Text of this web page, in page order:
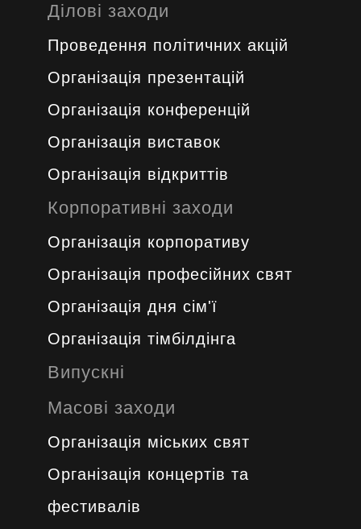
Ділові заходи
Проведення політичних акцій
Oрганізація презентацій
Організація конференцій
Організація виставок
Організація відкриттів
Корпоративні заходи
Організація корпоративу
Організація професійних свят
Організація дня сім'ї
Організація тімбілдінга
Випускні
Масові заходи
Організація міських свят
Організація концертів та
фестивалів